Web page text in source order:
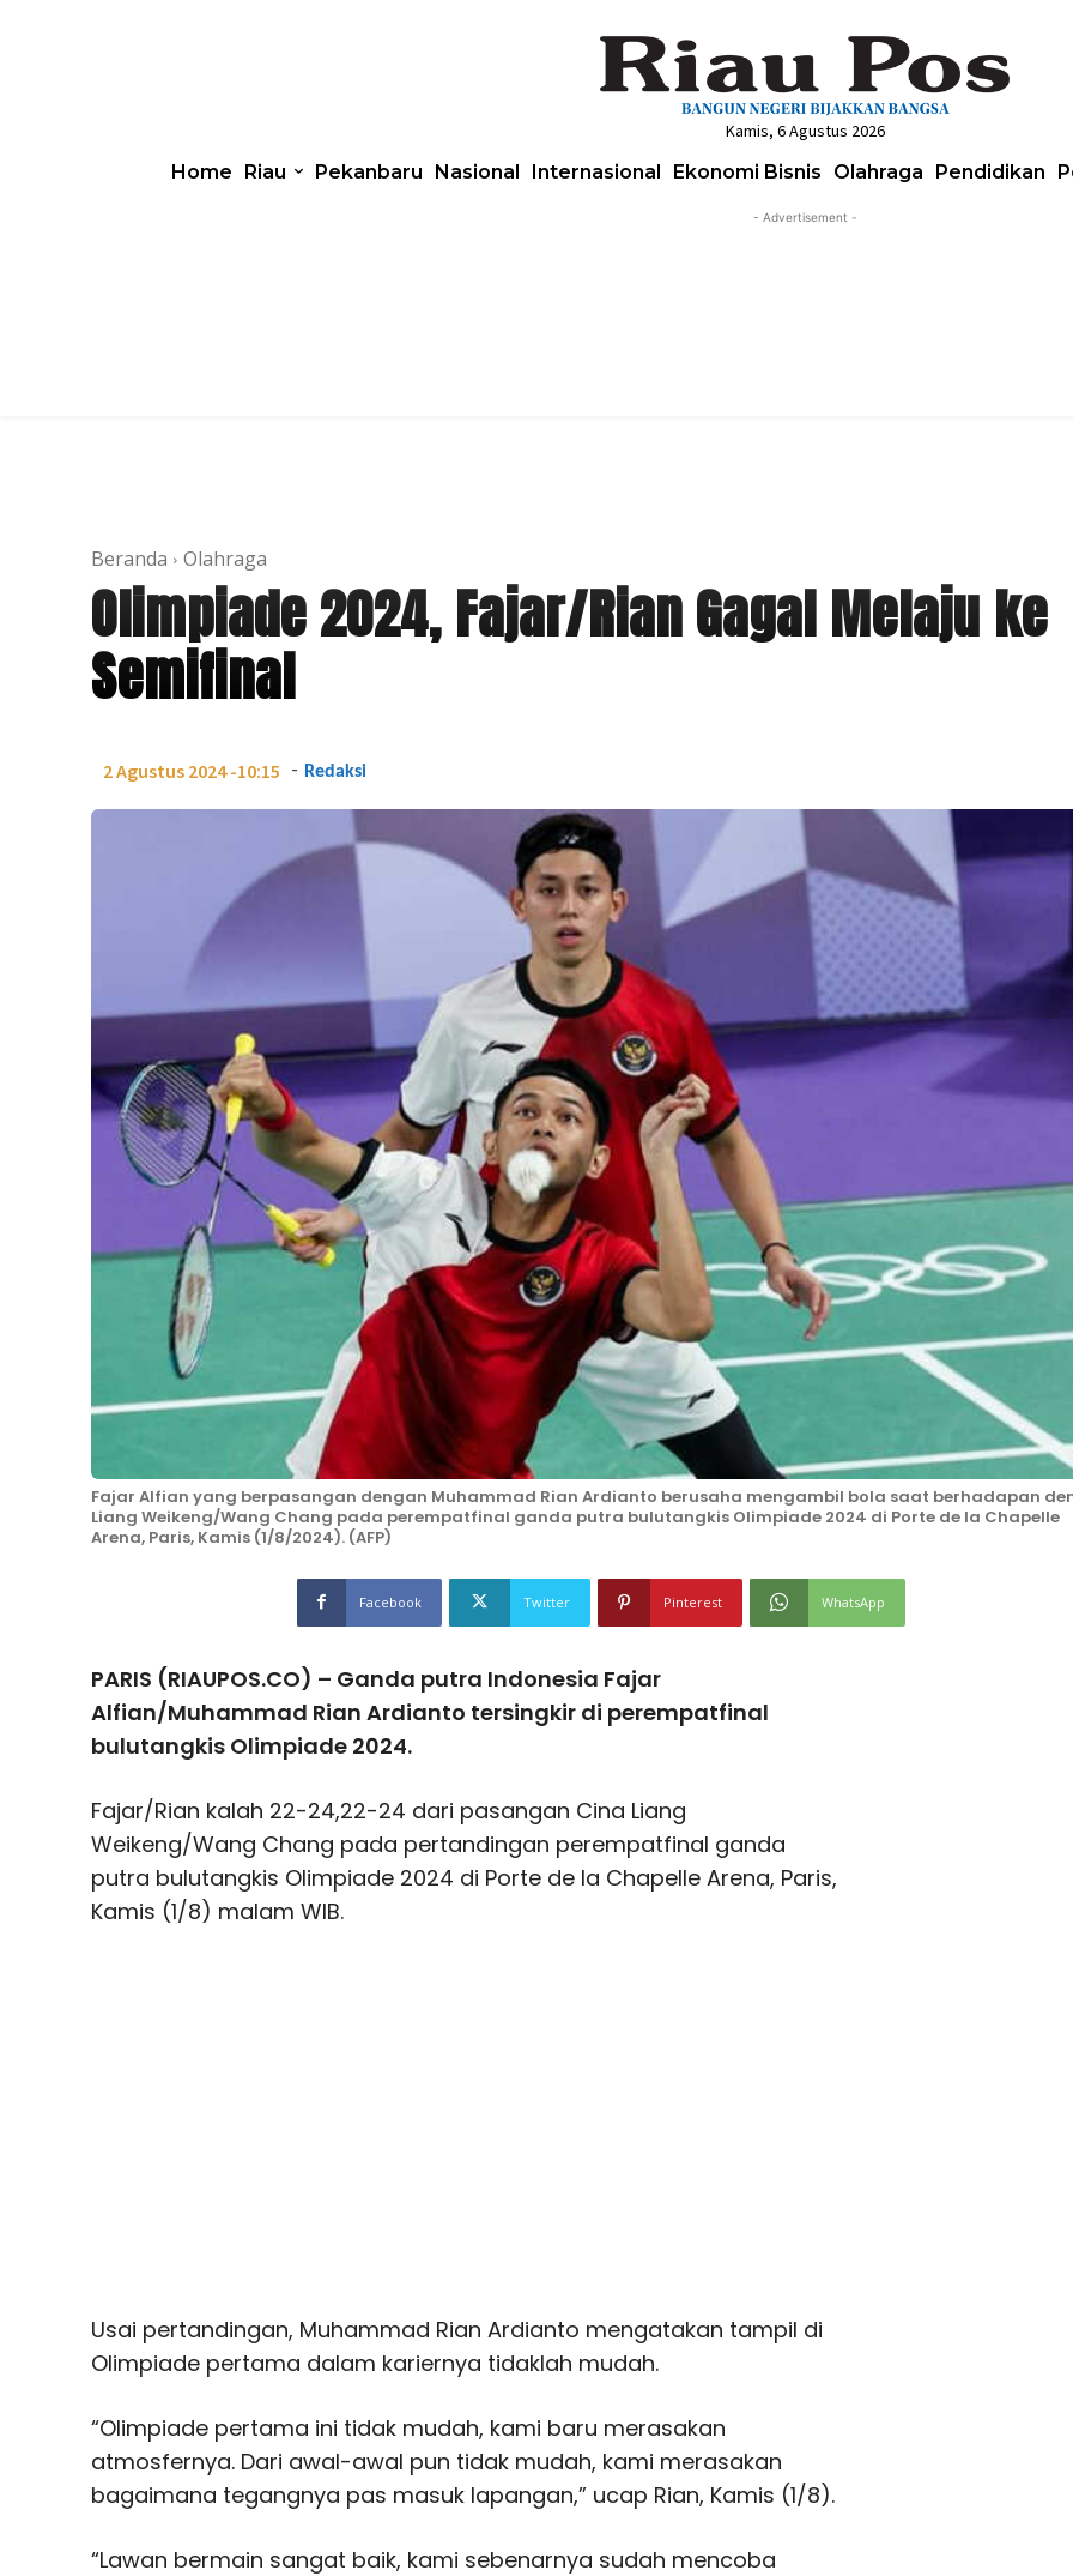
Kamis, 6 Agustus 2026
Home Riau Pekanbaru Nasional Internasional Ekonomi Bisnis Olahraga Pendidikan
- Advertisement -
Beranda Olahraga
Olimpiade 2024, Fajar/Rian Gagal Melaju ke
Semifinal
2 Agustus 2024 -10:15 - Redaksi
Fajar Alfian yang berpasangan dengan Muhammad Rian Ardianto berusaha mengambil bola saat berhadapan
Liang Weikeng/Wang Chang pada perempatfinal ganda putra bulutangkis Olimpiade 2024 di Porte de la Chapelle
Arena, Paris, Kamis (1/8/2024). (AFP)
Facebook Twitter Pinterest WhatsApp
PARIS (RIAUPOS.CO) – Ganda putra Indonesia Fajar
Alfian/Muhammad Rian Ardianto tersingkir di perempatfinal
bulutangkis Olimpiade 2024.
Fajar/Rian kalah 22-24,22-24 dari pasangan Cina Liang
Weikeng/Wang Chang pada pertandingan perempatfinal ganda
putra bulutangkis Olimpiade 2024 di Porte de la Chapelle Arena, Paris,
Kamis (1/8) malam WIB.
Usai pertandingan, Muhammad Rian Ardianto mengatakan tampil di
Olimpiade pertama dalam kariernya tidaklah mudah.
“Olimpiade pertama ini tidak mudah, kami baru merasakan
atmosfernya. Dari awal-awal pun tidak mudah, kami merasakan
bagaimana tegangnya pas masuk lapangan,” ucap Rian, Kamis (1/8).
“Lawan bermain sangat baik, kami sebenarnya sudah mencoba